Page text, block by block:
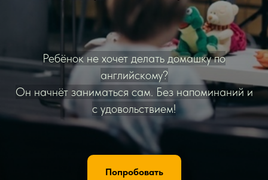
Ребёнок не хочет делать домашку по
английскому?
Он начнёт заниматься сам. Без напоминаний и
с удовольствием!
Попробовать